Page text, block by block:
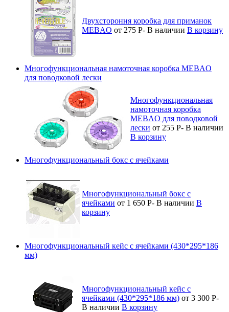
Двухстороння коробка для приманок
MEBAO от 275 Р- В наличии В корзину
Многофункциональная намоточная коробка MEBAO
для поводковой лески
Многофункциональная
намоточная коробка
MEBAO для поводковой
лески от 255 Р- В наличии
В корзину
Многофункциональный бокс с ячейками
Многофункциональный бокс с
ячейками от 1 650 Р- В наличии В
корзину
Многофункциональный кейс с ячейками (430*295*186
мм)
Многофункциональный кейс с
ячейками (430*295*186 мм) от 3 300 Р-
В наличии В корзину